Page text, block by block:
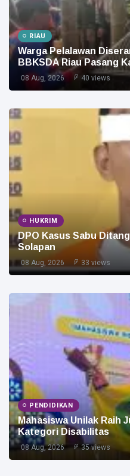
RIAU
Warga Pelalawan
BBKSDA Riau Pasang
08 Aug, 2026 40 views
HUKRIM
DPO Kasus Sabu
Solapan
08 Aug, 2026 33 views
PENDIDIKAN
Mahasiswa Unilak Raih
Kategori Disabilitas
08 Aug, 2026 35 views